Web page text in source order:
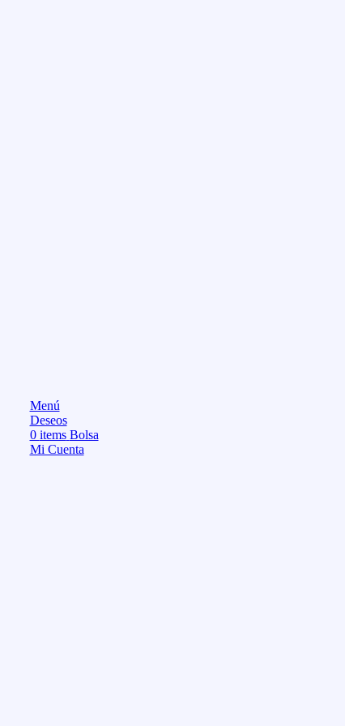
Menú
Deseos
0 items Bolsa
Mi Cuenta